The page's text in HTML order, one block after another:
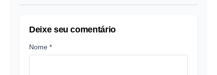
Deixe seu comentário
Nome *